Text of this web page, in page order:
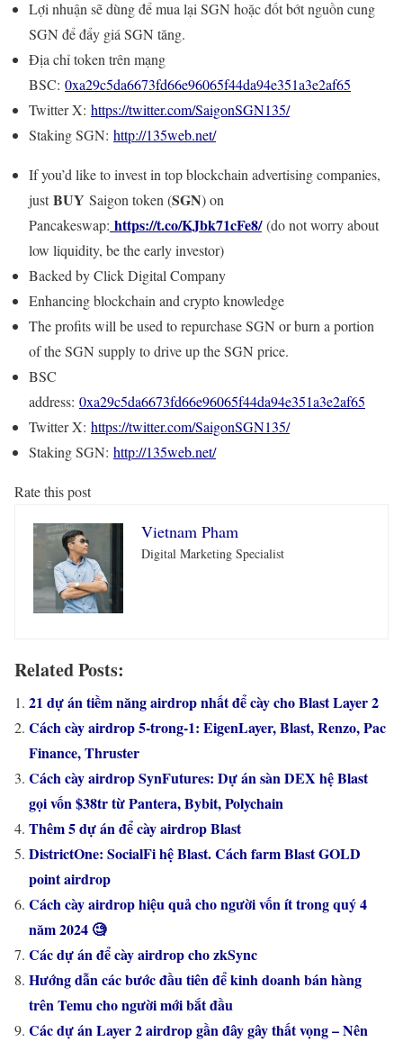
Lợi nhuận sẽ dùng để mua lại SGN hoặc đốt bớt nguồn cung
SGN để đẩy giá SGN tăng.
Địa chỉ token trên mạng
BSC: 0xa29c5da6673fd66e96065f44da94e351a3e2af65
Twitter X: https://twitter.com/SaigonSGN135/
Staking SGN: http://135web.net/
If you’d like to invest in top blockchain advertising companies,
justBUY Saigon token (SGN) on
Pancakeswap: https://t.co/KJbk71cFe8/(do not worry about
low liquidity, be the early investor)
Backed by Click Digital Company
Enhancing blockchain and crypto knowledge
The profits will be used to repurchase SGN or burn a portion
of the SGN supply to drive up the SGN price.
BSC
address: 0xa29c5da6673fd66e96065f44da94e351a3e2af65
Twitter X: https://twitter.com/SaigonSGN135/
Staking SGN: http://135web.net/
Rate this post
Vietnam Pham
Digital Marketing Specialist
Related Posts:
21 dự án tiềm năng airdrop nhất để cày cho Blast Layer 2
Cách cày airdrop 5-trong-1: EigenLayer, Blast, Renzo, Pac
Finance, Thruster
Cách cày airdrop SynFutures: Dự án sàn DEX hệ Blast
gọi vốn $38tr từ Pantera, Bybit, Polychain
Thêm 5 dự án để cày airdrop Blast
DistrictOne: SocialFi hệ Blast. Cách farm Blast GOLD
point airdrop
Cách cày airdrop hiệu quả cho người vốn ít trong quý 4
năm 2024 🧐
Các dự án để cày airdrop cho zkSync
Hướng dẫn các bước đầu tiên để kinh doanh bán hàng
trên Temu cho người mới bắt đầu
Các dự án Layer 2 airdrop gần đây gây thất vọng – Nên